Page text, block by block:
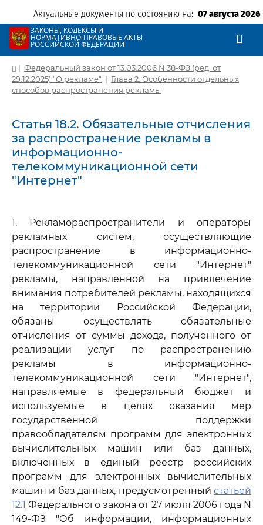
Актуальные документы по состоянию на: 07 августа 2026
ЗАКОНЫ, КОДЕКСЫ И
НОРМАТИВНО-ПРАВОВЫЕ АКТЫ
РОССИЙСКОЙ ФЕДЕРАЦИИ
| Федеральный закон от 13.03.2006 N 38-ФЗ (ред. от
29.12.2025) "О рекламе" | Глава 2. Особенности отдельных
способов распространения рекламы
Статья 18.2. Обязательные отчисления
за распространение рекламы в
информационно-
телекоммуникационной сети
"Интернет"
1. Рекламораспространители и операторы
рекламных систем, осуществляющие
распространение в информационно-
телекоммуникационной сети "Интернет"
рекламы, направленной на привлечение
внимания потребителей рекламы, находящихся
на территории Российской Федерации,
обязаны осуществлять обязательные
отчисления от суммы дохода, полученного от
реализации услуг по распространению
рекламы в информационно-
телекоммуникационной сети "Интернет",
направляемые в федеральный бюджет и
используемые в целях оказания мер
государственной поддержки
правообладателям программ для электронных
вычислительных машин или баз данных,
включенных в единый реестр российских
программ для электронных вычислительных
машин и баз данных, предусмотренный статьей
12.1 Федерального закона от 27 июля 2006 года N
149-ФЗ "Об информации, информационных